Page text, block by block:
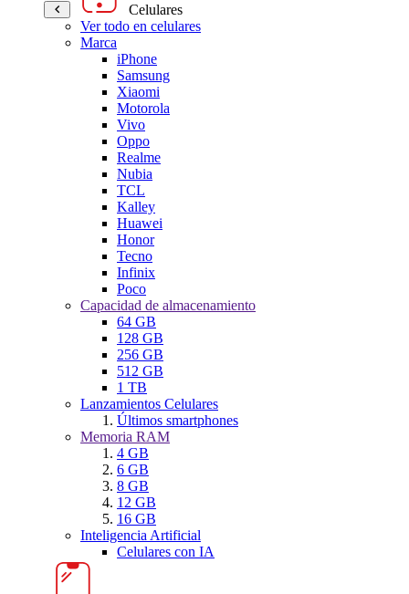
Celulares
Ver todo en celulares
Marca
iPhone
Samsung
Xiaomi
Motorola
Vivo
Oppo
Realme
Nubia
TCL
Kalley
Huawei
Honor
Tecno
Infinix
Poco
Capacidad de almacenamiento
64 GB
128 GB
256 GB
512 GB
1 TB
Lanzamientos Celulares
Últimos smartphones
Memoria RAM
4 GB
6 GB
8 GB
12 GB
16 GB
Inteligencia Artificial
Celulares con IA